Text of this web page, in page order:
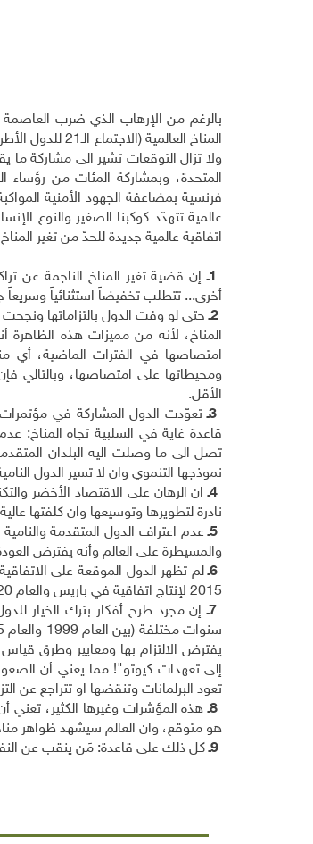
بالرغم من الإرهاب الذي ضرب العاصمة
المتحدة، وبمشاركة المئات من رؤساء
عالمية تتهدّد كوكبنا الصغير والنوع
اتفاقية عالمية جديدة للحدّ من تغير
1ـإن قضية تغير المناخ الناجمة عن
أخرى... تتطلب تخفيضاً استثنائياً وسريعاً
2ـ
المناخ، لأنه من مميزات هذه الظاهرة
امتصاصها في الفترات الماضية، أي
ومحيطاتها على امتصاصها، وبالتالي
الأقل.
3ـ
قاعدة غاية في السلبية تجاه المناخ:
تصل الى ما وصلت اليه البلدان
نموذجها التنموي وان لا تسير الدول
4ـان الرهان على الاقتصاد الأخضر
نادرة لتطويرها وتوسيعها وان كلفتها
5ـعدم اعتراف الدول المتقدمة والنامية
والمسيطرة على العالم وأنه يفترض
6ـلم تظهر الدول الموقعة على الاتفاقية
2015 لإنتاج اتفاقية في باريس والعام 2020 للبدء بتطبيقها، هذا إذا تم التوصل الى اتفاقية ملزمة
7ـ
يفترض الالتزام بها ومعايير وطرق
إلى تعهدات كيوتو"! مما يعني أن
تعود البرلمانات وتنقضها او تتراجع عن
8ـهذه المؤشرات وغيرها الكثير، تعني
هو متوقع، وان العالم سيشهد ظواهر
9ـكل ذلك على قاعدة: مَن ينقب عن